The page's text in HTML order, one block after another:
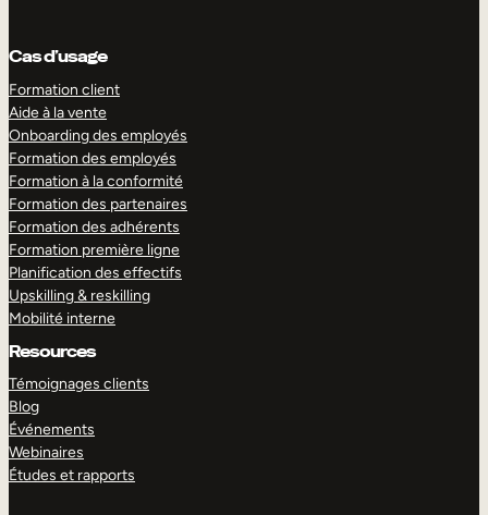
Cas d’usage
Formation client
Aide à la vente
Onboarding des employés
Formation des employés
Formation à la conformité
Formation des partenaires
Formation des adhérents
Formation première ligne
Planification des effectifs
Upskilling & reskilling
Mobilité interne
Resources
Témoignages clients
Blog
Événements
Webinaires
Études et rapports